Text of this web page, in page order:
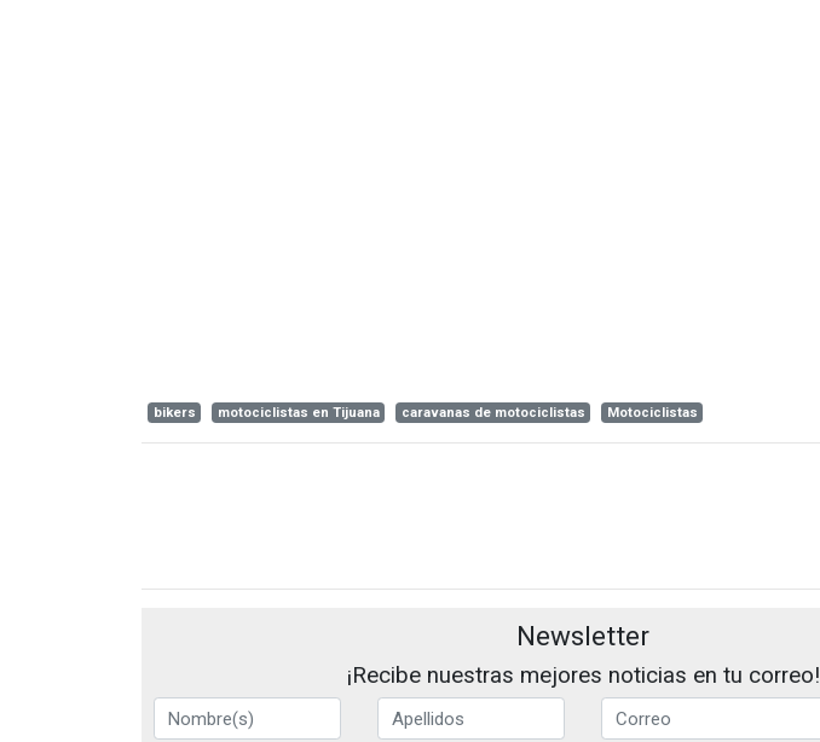
bikers motociclistas en Tijuana caravanas de motociclistas Motociclistas
Newsletter
¡Recibe nuestras mejores noticias en tu correo!